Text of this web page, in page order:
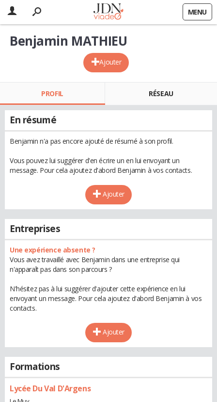
MENU
Ajouter
Benjamin MATHIEU
PROFIL RÉSEAU
En résumé
Benjamin n'a pas encore ajouté de résumé à son profil.
Vous pouvez lui suggérer d'en écrire un en lui envoyant un
message. Pour cela ajoutez d'abord Benjamin à vos contacts.
Ajouter
Entreprises
Une expérience absente ?
Vous avez travaillé avec Benjamin dans une entreprise qui
n'apparaît pas dans son parcours ?
N'hésitez pas à lui suggérer d'ajouter cette expérience en lui
envoyant un message. Pour cela ajoutez d'abord Benjamin à vos
contacts.
Ajouter
Formations
Lycée Du Val D'Argens